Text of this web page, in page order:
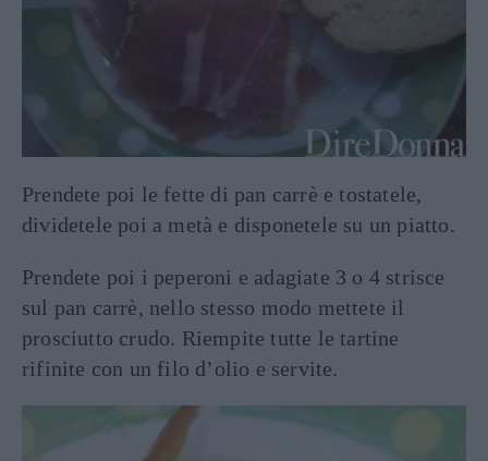
Prendete poi le fette di pan carrè e tostatele,
dividetele poi a metà e disponetele su un piatto.
Prendete poi i peperoni e adagiate 3 o 4 strisce
sul pan carrè, nello stesso modo mettete il
prosciutto crudo. Riempite tutte le tartine
rifinite con un filo d’olio e servite.